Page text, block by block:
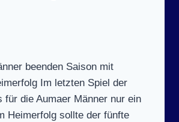
beenden Saison mit
Im letzten Spiel der
für die Aumaer Männer nur ein
Heimerfolg sollte der fünfte